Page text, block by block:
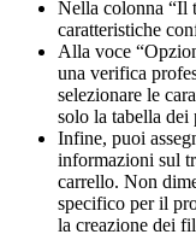
Nella colonna “Il
caratteristiche
Alla voce
una verifica
selezionare le
solo la tabella dei
Infine, puoi
informazioni sul
carrello. Non
specifico per il
la creazione dei